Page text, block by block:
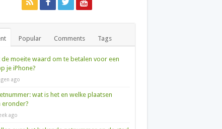
Popular Comments Tags
de moeite waard om te betalen voor een
je iPhone?
ago
wat is het en welke plaatsen
eronder?
ago